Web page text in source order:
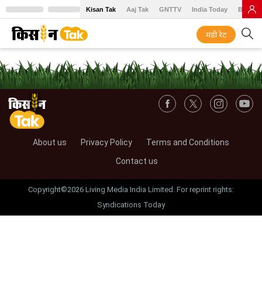
Kisan Tak Aaj Tak GNTTV India Today BT
मंडी रेट
About us Privacy Policy
Terms and Conditions
Contact us
Copyright©2026 Living Media India Limited. For reprint rights:
Syndications Today